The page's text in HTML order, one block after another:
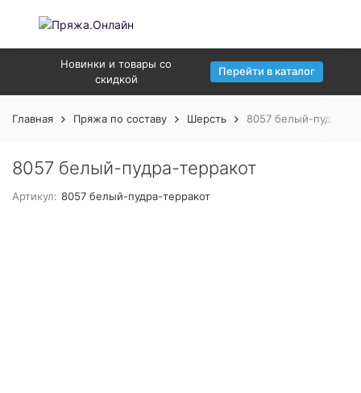
Новинки и товары со
скидкой
Перейти в каталог
Главная Пряжа по составу Шерсть 8057 белый-пудра-
8057 белый-пудра-терракот
Артикул: 8057 белый-пудра-терракот